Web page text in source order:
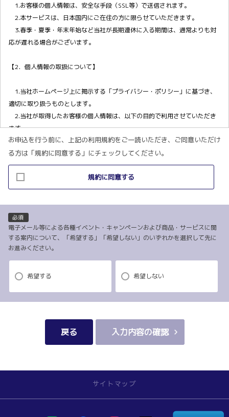
1.お客様の個人情報は、安全な手段（SSL等）で送信されます。
2.本サービスは、日本国内にご在住の方に限らせていただきます。
3.春季・夏季・年末年始など当社が長期連休に入る期間は、通常よりも対
応が遅れる場合がございます。
【2．個人情報の取扱について】
1.当社ホームページ上に掲示する「プライバシー・ポリシー」に基づき、
適切に取り扱うものとします。
2.当社が取得したお客様の個人情報は、以下の目的で利用させていただき
ます。
(1)お客様リクエストに対応するにあたって問題が発生した場合の確認・
連絡
(2)お客様から照会があった場合のリクエスト情報の確認
(3)お客様に不利益を与えないために行う、お客様に対する迅速なご連絡
（電子メール、電話、郵送によるご連絡）
(5)商品の企画・開発あるいはお客様満足向上策などの検討のためのお客
様アンケート調査の実施
【3．推奨環境について】
1.当社の推奨するインターネット環境にてお申込みをお願いします。推奨
それに伴う連絡の不徹底については責任を負いかねますので、あらかじ
いただく場合がございます。
【4．規約について】
お申込を行う前に、上記の利用規約をご一読いただき、ご同意いただけ
る方は「規約に同意する」にチェックしてください。
規約に同意する
必須
電子メール等による各種イベント・キャンペーンおよび商品・サービスに関
する案内について、「希望する」「希望しない」のいずれかを選択して先に
お進みください。
希望する 希望しない
戻る 入力内容の確認
サイトマップ